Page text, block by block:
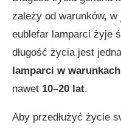
zależy od warunków,
eublefar lamparci żyje
długość życia jest
lamparci w
nawet 10–20 lat.
Aby przedłużyć życie